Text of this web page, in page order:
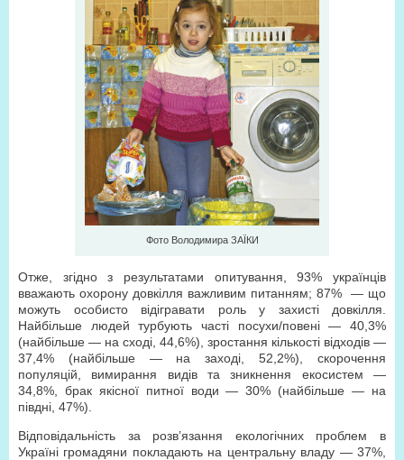
Фото Володимира ЗАЇКИ
Отже, згідно з результатами опитування, 93% українців
вважають охорону довкілля важливим питанням; 87% — що
можуть особисто відігравати роль у захисті довкілля.
Найбільше людей турбують часті посухи/повені — 40,3%
(найбільше — на сході, 44,6%), зростання кількості відходів —
37,4% (найбільше — на заході, 52,2%), скорочення
популяцій, вимирання видів та зникнення екосистем —
34,8%, брак якісної питної води — 30% (найбільше — на
півдні, 47%).
Відповідальність за розв’язання екологічних проблем в
Україні громадяни покладають на центральну владу — 37%,